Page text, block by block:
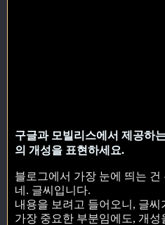
구글과 모빌리스에서 제공하
의 개성을 표현하세요.
블로그에서 가장 눈에 띄는 건
네. 글씨입니다.
내용을 보려고 들어오니, 글
가장 중요한 부분임에도, 개성